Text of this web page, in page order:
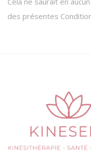
des présentes